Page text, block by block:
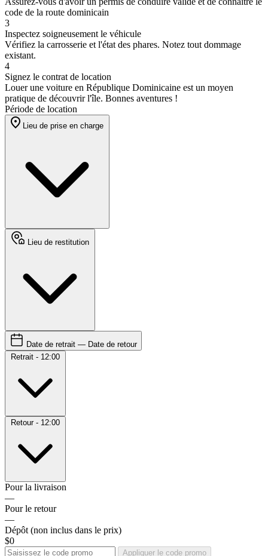
code de la route dominicain
3
Inspectez soigneusement le véhicule
Vérifiez la carrosserie et l'état des phares. Notez tout dommage
existant.
4
Signez le contrat de location
Louer une voiture en République Dominicaine est un moyen
pratique de découvrir l'île. Bonnes aventures !
Période de location
Lieu de prise en charge
Lieu de restitution
Date de retrait — Date de retour
Retrait - 12:00
Retour - 12:00
Pour la livraison
—
Pour le retour
—
Dépôt (non inclus dans le prix)
$0
Appliquer le code promo